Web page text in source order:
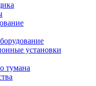
установки
тумана